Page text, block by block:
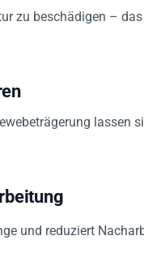
zu beschädigen – das
lassen
und reduziert